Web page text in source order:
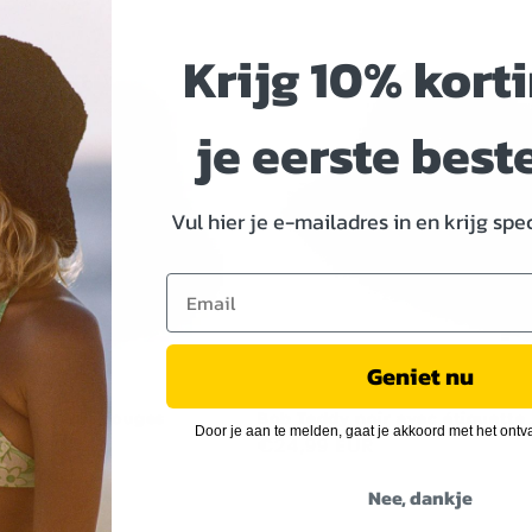
à fleurs rouges
€24,99 EUR
Krijg 10%
je eerste
Vul hier je e-mailadres in en krijg
Geniet nu
Door je aan te melden, gaat je akkoord met het
Nee, dankje